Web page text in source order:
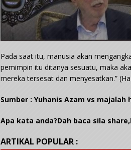
Pada saat itu, manusia akan
pemimpin itu ditanya sesuatu, maka
mereka tersesat dan menyesatkan.”
Sumber : Yuhanis Azam vs majalah
Apa kata anda?Dah baca sila
ARTIKAL POPULAR :